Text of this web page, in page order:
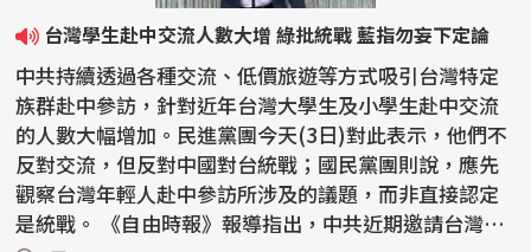
台灣學生赴中交流人數大增 綠批統戰 藍指勿妄下定論
中共持續透過各種交流、低價旅遊等方式吸引台灣特定
族群赴中參訪，針對近年台灣大學生及小學生赴中交流
的人數大幅增加。民進黨團今天(3日)對此表示，他們不
反對交流，但反對中國對台統戰；國民黨團則說，應先
觀察台灣年輕人赴中參訪所涉及的議題，而非直接認定
是統戰。 《自由時報》報導指出，中共近期邀請台灣大